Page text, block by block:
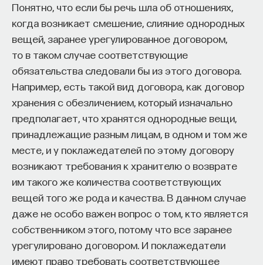
Понятно, что если бы речь шла об отношениях,
когда возникает смешение, слияние однородных
вещей, заранее урегулированное договором,
то в таком случае соответствующие
обязательства следовали бы из этого договора.
Например, есть такой вид договора, как договор
хранения с обезличением, который изначально
предполагает, что хранятся однородные вещи,
принадлежащие разным лицам, в одном и том же
месте, и у поклажедателей по этому договору
возникают требования к хранителю о возврате
им такого же количества соответствующих
вещей того же рода и качества. В данном случае
даже не особо важен вопрос о том, кто является
собственником этого, потому что все заранее
урегулировано договором. И поклажедатели
имеют право требовать соответствующее
профессор Икс выходил из университета в одно
и то же время. Он был человеком, который жил
по часам. Но в этот день его задержали
студенты. Он опоздал буквально на 5 минут.
Но это отставание было смертельно: в минуту,
когда он проезжал по мосту, мост рухнул. Ах,
если бы он поступил так, как поступал всегда!»
Это хороший сюжет. Вариант: «Каждый вечер
профессор выходил ровно в 9 часов, и в тот вечер
под ним провалился мост» не стоит того, чтобы
попасть в газетные заголовки. Он не провоцирует
эмоционального ощущения досады.
Зеленберг показывал, как люди умело
маневрируют, чтобы избежать узнавания
последствий своих поступков. В Голландии была
очень удачная почтовая лотерея, успех которой,